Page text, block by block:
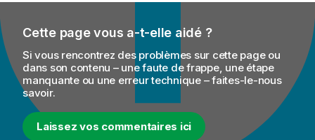
Cette page vous a-t-elle aidé ?
Si vous rencontrez des problèmes sur cette page ou
dans son contenu – une faute de frappe, une étape
manquante ou une erreur technique – faites-le-nous
savoir.
Laissez vos commentaires ici